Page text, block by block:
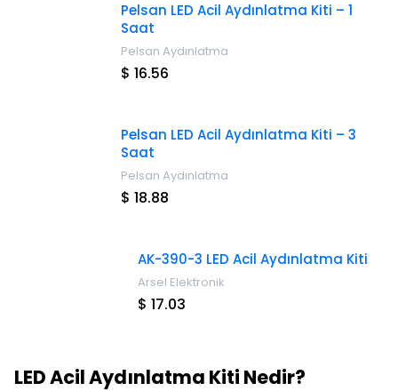
Pelsan LED Acil Aydınlatma Kiti – 1
Saat
Pelsan Aydınlatma
$ 16.56
Pelsan LED Acil Aydınlatma Kiti – 3
Saat
Pelsan Aydınlatma
$ 18.88
AK-390-3 LED Acil Aydınlatma Kiti
Arsel Elektronik
$ 17.03
LED Acil Aydınlatma Kiti Nedir?